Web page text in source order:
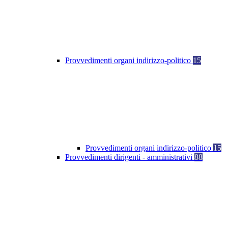
Provvedimenti organi indirizzo-politico 15
Provvedimenti organi indirizzo-politico 15
Provvedimenti dirigenti - amministrativi 88